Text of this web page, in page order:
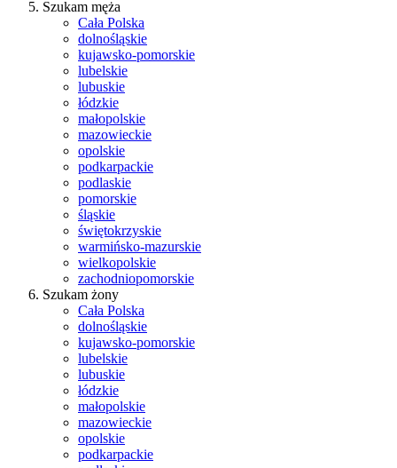
Szukam męża
Cała Polska
dolnośląskie
kujawsko-pomorskie
lubelskie
lubuskie
łódzkie
małopolskie
mazowieckie
opolskie
podkarpackie
podlaskie
pomorskie
śląskie
świętokrzyskie
warmińsko-mazurskie
wielkopolskie
zachodniopomorskie
Szukam żony
Cała Polska
dolnośląskie
kujawsko-pomorskie
lubelskie
lubuskie
łódzkie
małopolskie
mazowieckie
opolskie
podkarpackie